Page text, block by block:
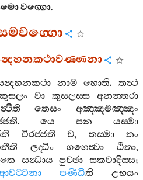
වග‍්ගො.
නාම හොති. තත්‍ථ
වා කුසලස‍්ස
අනන‍්තරා
තෙසං
අඤ‍්ඤමඤ‍්ඤං
.යෙ පන
යස‍්මා
විරජ‍්ජති ච, තස‍්මා
තං
ලද‍්ධිං ගහෙත්‍වා ඨිතා,
තෙ සන්‍ධාය පුච‍්ඡා සකවාදිස‍්ස;
පණිධීති
උභයං